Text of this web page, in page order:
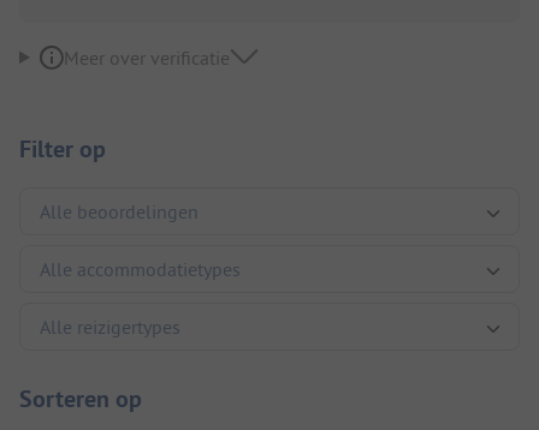
Meer over verificatie
Filter op
Sorteren op